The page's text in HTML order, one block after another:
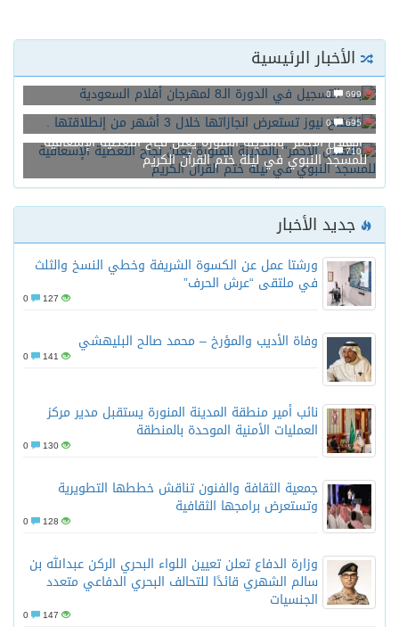
الأخبار الرئيسية
699
0
بدء التسجيل في الدورة الـ8 لمهرجان أفلام السعودية
695
0
الكفاح نيوز تستعرض انجازاتها خلال 3 أشهر من إنطلاقتها .
710
0
“الهلال الأحمر” بالمدينة المنورة يعلن نجاح التغطية الإسعافية
للمسجد النبوي في ليلة ختم القرآن الكريم
جديد الأخبار
ورشتا عمل عن الكسوة الشريفة وخطي النسخ والثلث
في ملتقى “عرش الحرف”
127
وفاة الأديب والمؤرخ – محمد صالح البليهشي
141
نائب أمير منطقة المدينة المنورة يستقبل مدير مركز
العمليات الأمنية الموحدة بالمنطقة
130
جمعية الثقافة والفنون تناقش خططها التطويرية
وتستعرض برامجها الثقافية
128
وزارة الدفاع تعلن تعيين اللواء البحري الركن عبدالله بن
سالم الشهري قائدًا للتحالف البحري الدفاعي متعدد
الجنسيات
147